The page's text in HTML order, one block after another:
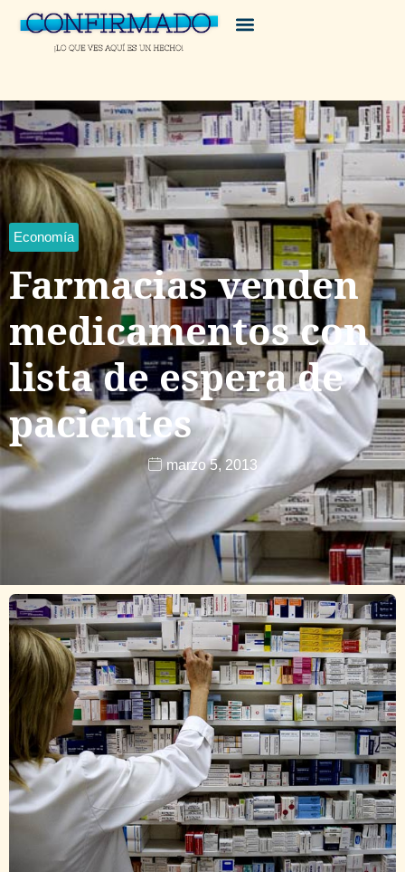
Economía
Farmacias venden
medicamentos con
lista de espera de
pacientes
marzo 5, 2013